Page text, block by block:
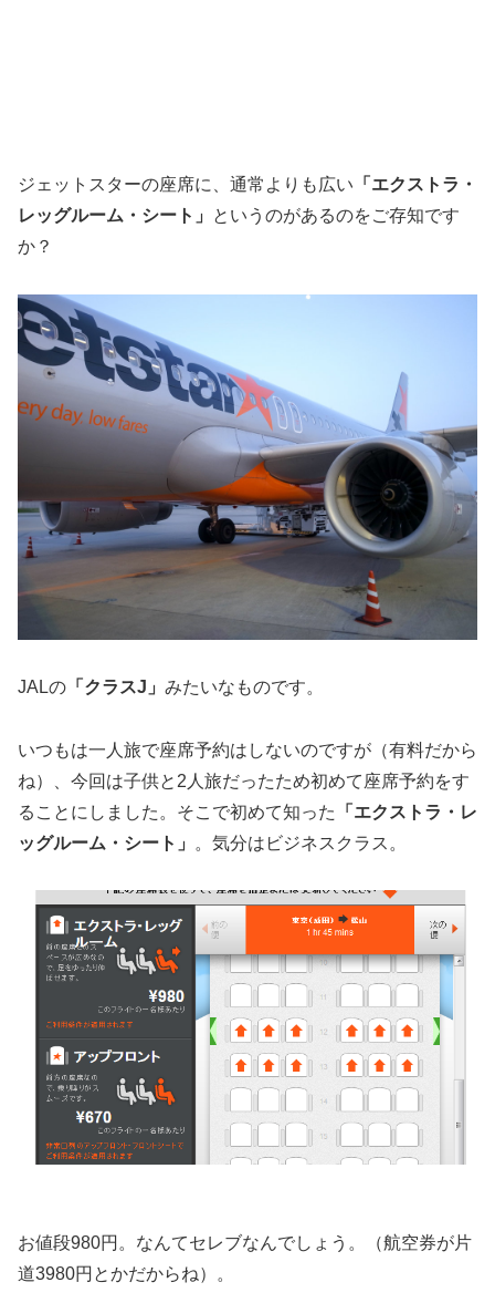
ジェットスターの座席に、通常よりも広い 「エクストラ・
レッグルーム・シート」
というのがあるのをご存知です
か？
JALの 「クラスJ」 みたいなものです。
いつもは一人旅で座席予約はしないのですが（有料だから
ね）、今回は子供と2人旅だったため初めて座席予約をす
ることにしました。そこで初めて知った
「エクストラ・レ
ッグルーム・シート」
。気分はビジネスクラス。
お値段980円。なんてセレブなんでしょう。（航空券が片
道3980円とかだからね）。